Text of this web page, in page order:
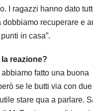
I ragazzi hanno dato
dobbiamo recuperare e
in casa”.
reazione?
fatto una buona
se le butti via con
stare qua a parlare.